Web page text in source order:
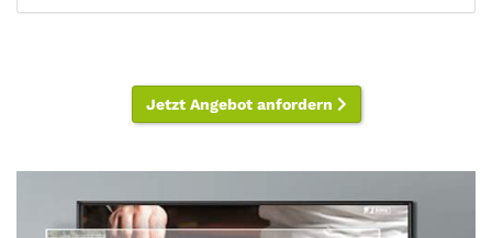
Jetzt Angebot anfordern